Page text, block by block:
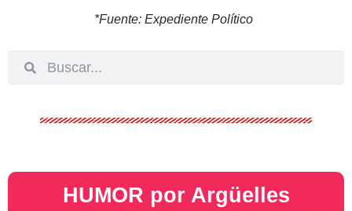
*Fuente: Expediente Político
HUMOR por Argüelles​